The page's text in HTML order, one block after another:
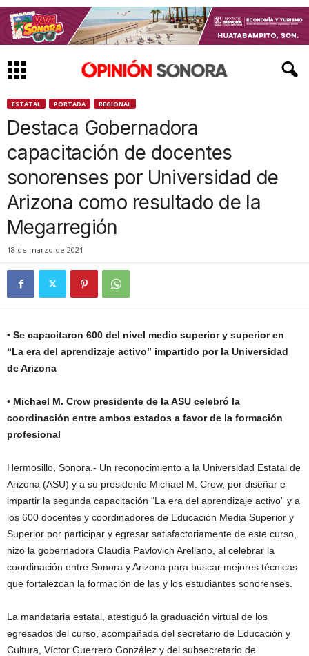
ESTATAL PORTADA REGIONAL
Destaca Gobernadora
capacitación de docentes
sonorenses por Universidad de
Arizona como resultado de la
Megarregión
18 de marzo de 2021
• Se capacitaron 600 del nivel medio superior y superior en
“La era del aprendizaje activo” impartido por la Universidad
de Arizona
• Michael M. Crow presidente de la ASU celebró la
coordinación entre ambos estados a favor de la formación
profesional
Hermosillo, Sonora.- Un reconocimiento a la Universidad Estatal de
Arizona (ASU) y a su presidente Michael M. Crow, por diseñar e
impartir la segunda capacitación “La era del aprendizaje activo” y a
los 600 docentes y coordinadores de Educación Media Superior y
Superior por participar y egresar satisfactoriamente de este curso,
hizo la gobernadora Claudia Pavlovich Arellano, al celebrar la
coordinación entre Sonora y Arizona para buscar mejores técnicas
que fortalezcan la formación de las y los estudiantes sonorenses.
La mandataria estatal, atestiguó la graduación virtual de los
egresados del curso, acompañada del secretario de Educación y
Cultura, Víctor Guerrero González y del subsecretario de